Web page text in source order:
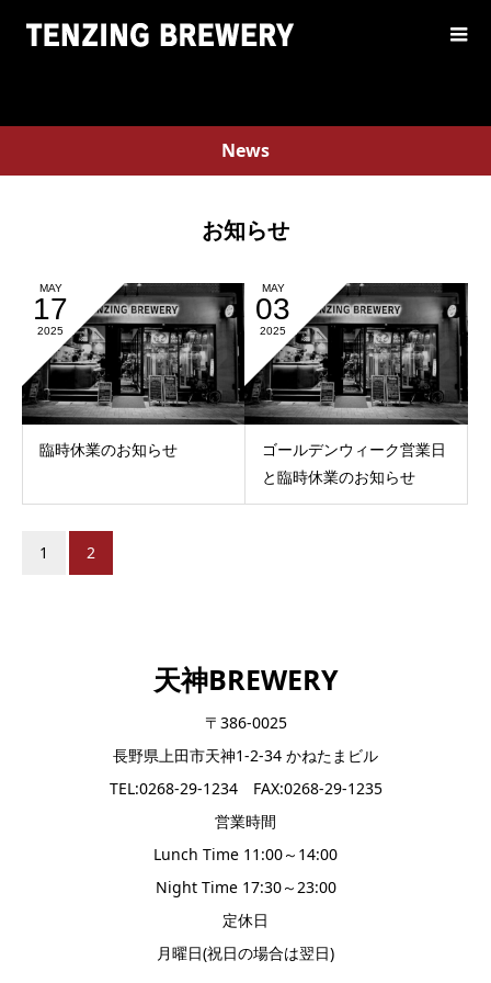
News
お知らせ
MAY
17
2025
臨時休業のお知らせ
MAY
03
2025
ゴールデンウィーク営業日
と臨時休業のお知らせ
1 2
天神BREWERY
〒386-0025
長野県上田市天神1-2-34 かねたまビル
TEL:0268-29-1234 FAX:0268-29-1235
営業時間
Lunch Time 11:00～14:00
Night Time 17:30～23:00
定休日
月曜日(祝日の場合は翌日)